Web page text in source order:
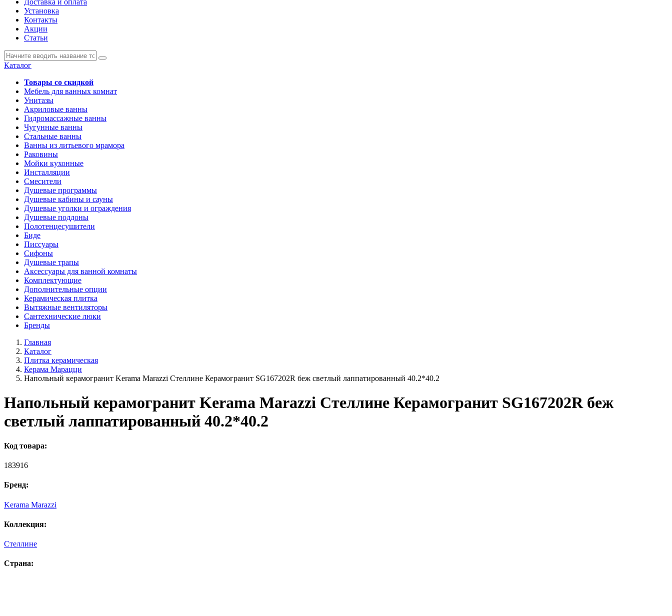
Доставка и оплата
Установка
Контакты
Акции
Статьи
Каталог
Товары со скидкой
Мебель для ванных комнат
Унитазы
Акриловые ванны
Гидромассажные ванны
Чугунные ванны
Стальные ванны
Ванны из литьевого мрамора
Раковины
Мойки кухонные
Инсталляции
Смесители
Душевые программы
Душевые кабины и сауны
Душевые уголки и ограждения
Душевые поддоны
Полотенцесушители
Биде
Писсуары
Сифоны
Душевые трапы
Аксессуары для ванной комнаты
Комплектующие
Дополнительные опции
Керамическая плитка
Вытяжные вентиляторы
Сантехнические люки
Бренды
Главная
Каталог
Плитка керамическая
Керама Марацци
Напольный керамогранит Kerama Marazzi Стеллине Керамогранит SG167202R беж светлый лаппатированный 40.2*40.2
Напольный керамогранит Kerama Marazzi Стеллине Керамогранит SG167202R беж
светлый лаппатированный 40.2*40.2
Код товара:
183916
Бренд:
Kerama Marazzi
Коллекция:
Стеллине
Страна: